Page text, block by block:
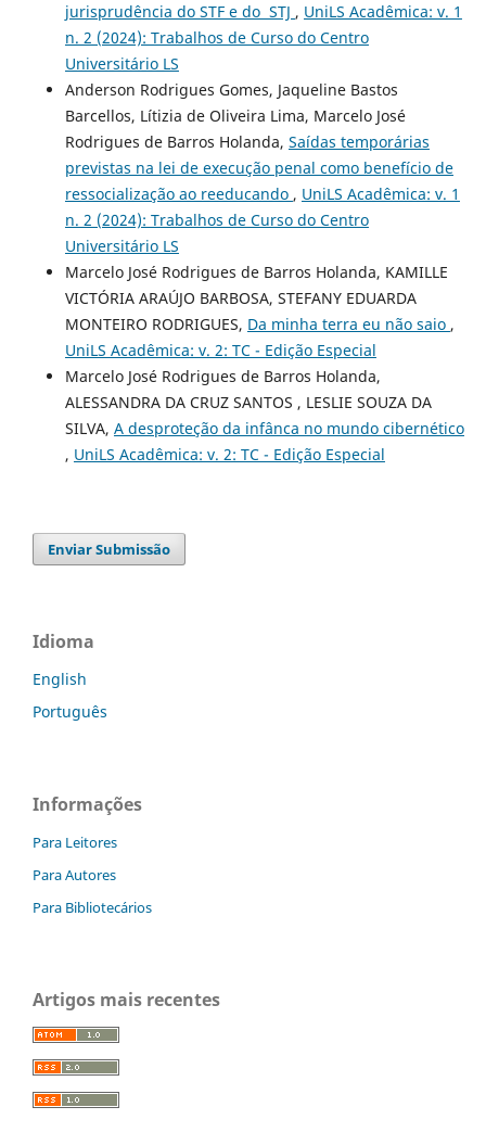
jurisprudência do STF e do STJ , UniLS Acadêmica: v. 1
n. 2 (2024): Trabalhos de Curso do Centro
Universitário LS
Anderson Rodrigues Gomes, Jaqueline Bastos
Barcellos, Lítizia de Oliveira Lima, Marcelo José
Rodrigues de Barros Holanda, Saídas temporárias
previstas na lei de execução penal como benefício de
ressocialização ao reeducando , UniLS Acadêmica: v. 1
n. 2 (2024): Trabalhos de Curso do Centro
Universitário LS
Marcelo José Rodrigues de Barros Holanda, KAMILLE
VICTÓRIA ARAÚJO BARBOSA, STEFANY EDUARDA
MONTEIRO RODRIGUES, Da minha terra eu não saio ,
UniLS Acadêmica: v. 2: TC - Edição Especial
Marcelo José Rodrigues de Barros Holanda,
ALESSANDRA DA CRUZ SANTOS , LESLIE SOUZA DA
SILVA, A desproteção da infânca no mundo cibernético
, UniLS Acadêmica: v. 2: TC - Edição Especial
Enviar Submissão
Idioma
English
Português
Informações
Para Leitores
Para Autores
Para Bibliotecários
Artigos mais recentes